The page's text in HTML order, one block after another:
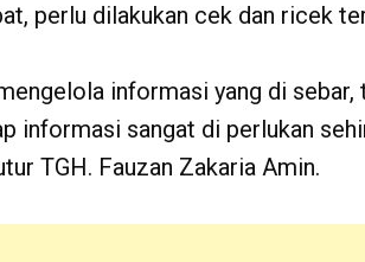
perlu dilakukan cek dan ricek
informasi yang di
informasi sangat di perlukan
TGH. Fauzan Zakaria Amin.